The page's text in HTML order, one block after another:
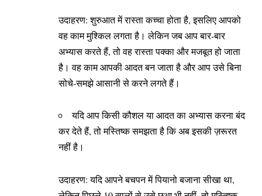
उदाहरण: शुरुआत में रास्ता कच्चा होता है, इसलिए आपको
वह काम मुश्किल लगता है। लेकिन जब आप बार-बार
अभ्यास करते हैं, तो वह रास्ता पक्का और मजबूत हो जाता
है। वह काम आपकी आदत बन जाता है और आप उसे बिना
सोचे-समझे आसानी से करने लगते हैं।
यदि आप किसी कौशल या आदत का अभ्यास करना बंद
कर देते हैं, तो मस्तिष्क समझता है कि अब इसकी ज़रूरत
नहीं है।
उदाहरण: यदि आपने बचपन में पियानो बजाना सीखा था,